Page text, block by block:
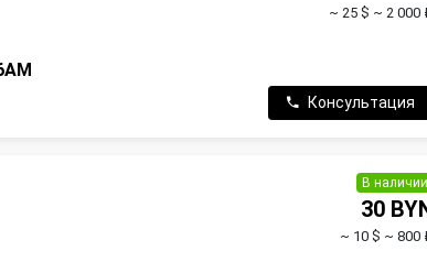
~ 25 $ ~ 2 000
Консультация
В наличии
30
~ 10 $ ~ 800